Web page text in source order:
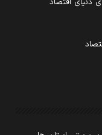
دنیای اقتصاد